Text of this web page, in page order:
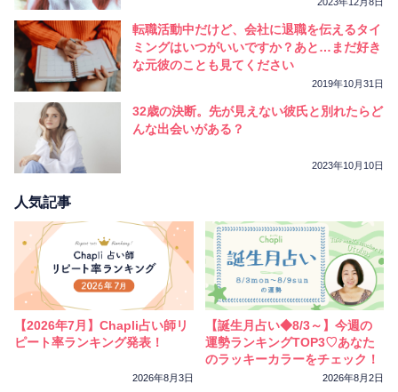
転職活動中だけど、会社に退職を伝えるタイ
ミングはいつがいいですか？あと…まだ好き
な元彼のことも見てください
2019年10月31日
32歳の決断。先が見えない彼氏と別れたらど
んな出会いがある？
2023年10月10日
人気記事
【2026年7月】Chapli占い師リ
ピート率ランキング発表！
2026年8月3日
【誕生月占い◆8/3～】今週の
運勢ランキングTOP3♡あなた
のラッキーカラーをチェック！
2026年8月2日